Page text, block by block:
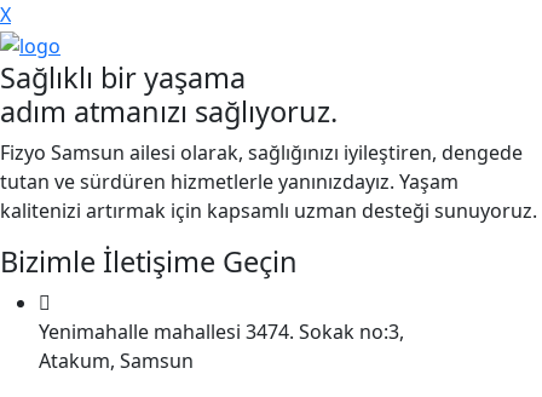
X
Sağlıklı bir yaşama
adım atmanızı sağlıyoruz.
Fizyo Samsun ailesi olarak, sağlığınızı iyileştiren, dengede
tutan ve sürdüren hizmetlerle yanınızdayız. Yaşam
kalitenizi artırmak için kapsamlı uzman desteği sunuyoruz.
Bizimle İletişime Geçin
Yenimahalle mahallesi 3474. Sokak no:3,
Atakum, Samsun